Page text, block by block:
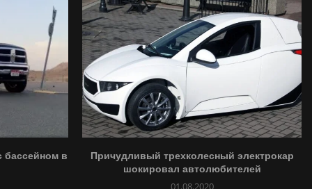
бассейном в
Причудливый трехколесный электрокар
шокировал автолюбителей
01.08.2020